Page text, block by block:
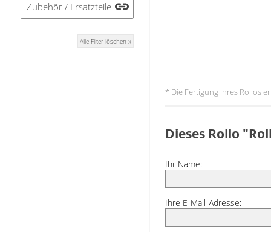
Zubehör / Ersatzteile
Alle Filter löschen x
* Die Fertigung Ihres Rollos
Dieses Rollo
Ihr Name:
Ihre E-Mail-Adresse: